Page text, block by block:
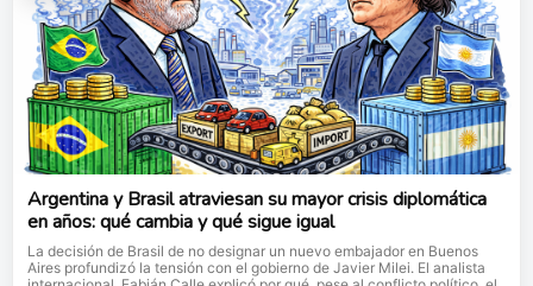
Argentina y Brasil atraviesan su mayor crisis diplomática
en años: qué cambia y qué sigue igual
La decisión de Brasil de no designar un nuevo embajador en Buenos
Aires profundizó la tensión con el gobierno de Javier Milei. El analista